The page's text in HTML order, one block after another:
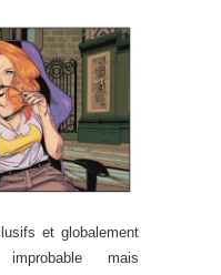
et globalement
mais